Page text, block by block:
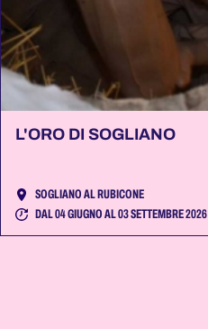
L'ORO DI SOGLIANO
SOGLIANO AL RUBICONE
DAL 04 GIUGNO AL 03 SETTEMBRE 2026